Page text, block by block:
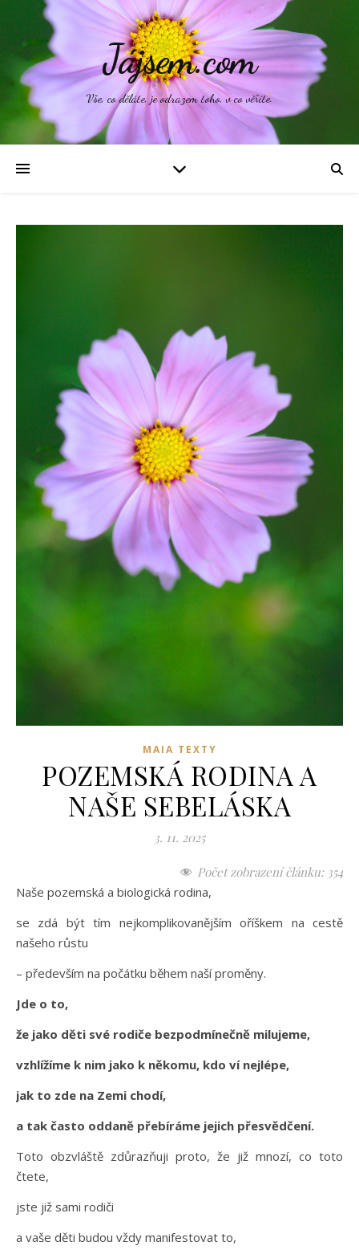
Jájsem.com
Vše, co děláte, je odrazem toho, v co věříte.
MAIA TEXTY
POZEMSKÁ RODINA A
NAŠE SEBELÁSKA
3. 11. 2025
Počet zobrazení článku: 354
Naše pozemská a biologická rodina,
se zdá být tím nejkomplikovanějším oříškem na cestě
našeho růstu
– především na počátku během naší proměny.
Jde o to,
že jako děti své rodiče bezpodmínečně milujeme,
vzhlížíme k nim jako k někomu, kdo ví nejlépe,
jak to zde na Zemi chodí,
a tak často oddaně přebíráme jejich přesvědčení.
Toto obzvláště zdůrazňuji proto, že již mnozí, co toto
čtete,
jste již sami rodiči
a vaše děti budou vždy manifestovat to,